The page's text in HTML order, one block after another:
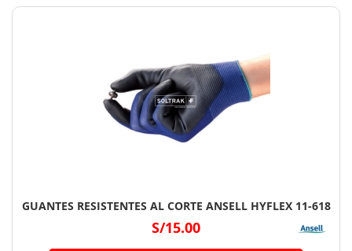
GUANTES RESISTENTES AL CORTE ANSELL HYFLEX 11-618
S/15.00